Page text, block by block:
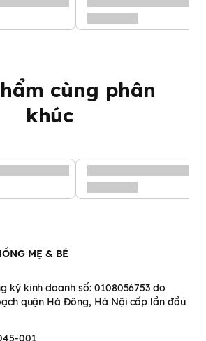
cùng phân
khúc
MẸ & BÉ
ký kinh doanh số: 0108056753 do
quận Hà Đông, Hà Nội cấp lần đầu